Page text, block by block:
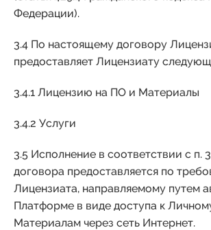
Федерации).
3.4 По настоящему договору
предоставляет Лицензиату
3.4.1 Лицензию на ПО и Материалы
3.4.2 Услуги
3.5 Исполнение в соответствии с п.
договора предоставляется по
Лицензиата, направляемому путем
Платформе в виде доступа к
Материалам через сеть Интернет.